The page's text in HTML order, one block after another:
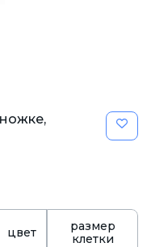
цвет
размер
клетки